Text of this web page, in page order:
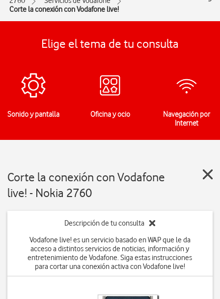
Corte la conexión con Vodafone live!
Elige el tema de tu consulta
Sonido y pantalla Oficina y ocio
Navegación por
Internet
Corte la conexión con Vodafone
live! - Nokia 2760
Descripción de tu consulta
Vodafone live! es un servicio basado en WAP que le da
acceso a distintos servicios de noticias, información y
entretenimiento de Vodafone. Siga estas instrucciones
para cortar una conexión activa con Vodafone live!